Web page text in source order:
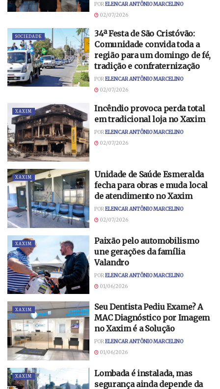
POR ELENCAR ANTÔNIO MARCELINO
02/07/2026
SOCIEDADE
34ª Festa de São Cristóvão:
Comunidade convida toda a
região para um domingo de fé,
tradição e confraternização
POR ELENCAR ANTÔNIO MARCELINO
02/07/2026
XAXIM
Incêndio provoca perda total
em tradicional loja no Xaxim
POR ELENCAR ANTÔNIO MARCELINO
02/07/2026
XAXIM
Unidade de Saúde Esmeralda
fecha para obras e muda local
de atendimento no Xaxim
PORELENCAR ANTÔNIO MARCELINO
02/07/2026
XAXIM
Paixão pelo automobilismo
une gerações da família
Valandro
PORELENCAR ANTÔNIO MARCELINO
01/06/2026
XAXIM
Seu Dentista Pediu Exame? A
MAC Diagnóstico por Imagem
no Xaxim é a Solução
PORELENCAR ANTÔNIO MARCELINO
01/06/2026
XAXIM
Lombada é instalada, mas
segurança ainda depende da